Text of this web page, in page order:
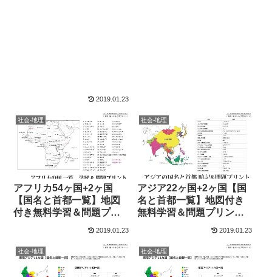
2019.01.23
社会-地理
アフリカ54ヶ国+2ヶ国
【国名と首都一覧】地図
付き無料学習＆問題プリ
2019.01.23
社会-地理
アジア22ヶ国+2ヶ国【国
名と首都一覧】地図付き
無料学習＆問題プリント
2019.01.23
社会-地理 社会-地理